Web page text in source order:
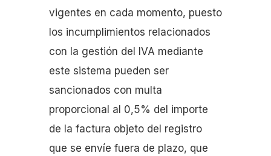
vigentes en cada momento, puesto
los incumplimientos relacionados
con la gestión del IVA mediante
este sistema pueden ser
sancionados con multa
proporcional al 0,5% del importe
de la factura objeto del registro
que se envíe fuera de plazo, que